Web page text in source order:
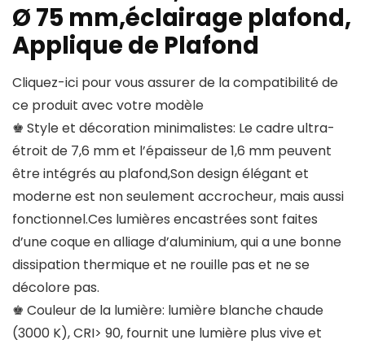
Ø 75 mm,éclairage plafond,
Applique de Plafond
Cliquez-ici pour vous assurer de la compatibilité de
ce produit avec votre modèle
♚ Style et décoration minimalistes: Le cadre ultra-
étroit de 7,6 mm et l’épaisseur de 1,6 mm peuvent
être intégrés au plafond,Son design élégant et
moderne est non seulement accrocheur, mais aussi
fonctionnel.Ces lumières encastrées sont faites
d’une coque en alliage d’aluminium, qui a une bonne
dissipation thermique et ne rouille pas et ne se
décolore pas.
♚ Couleur de la lumière: lumière blanche chaude
(3000 K), CRI> 90, fournit une lumière plus vive et